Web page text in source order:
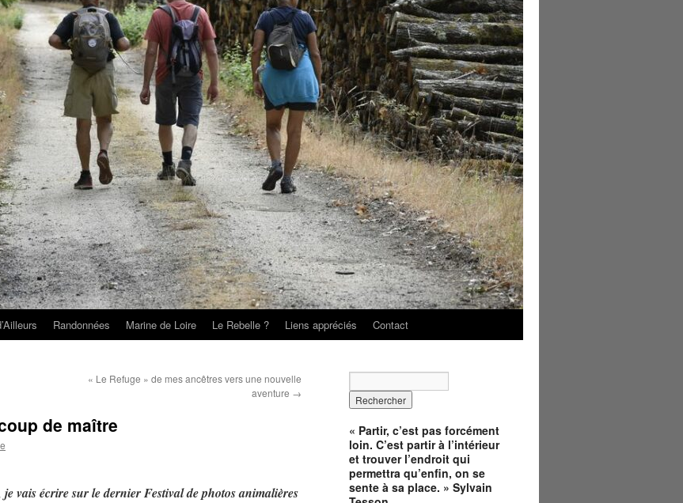
Randonnées Marine de Loire Le Rebelle ? Liens appréciés Contact
« Le Refuge » de mes ancêtres vers une nouvelle
aventure →
de maître
je vais écrire sur le dernier Festival de photos animalières
« Partir, c’est pas forcément
loin. C’est partir à l’intérieur
et trouver l’endroit qui
permettra qu’enfin, on se
sente à sa place. » Sylvain